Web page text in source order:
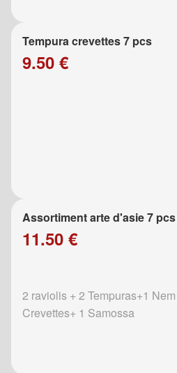
Tempura crevettes 7 pcs
9.50 €
Assortiment arte d'asie 7 pcs
11.50 €
2 raviolis + 2 Tempuras+1
Crevettes+ 1 Samossa